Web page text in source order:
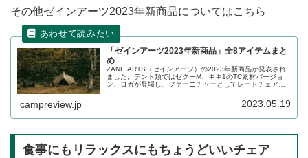
その他ゼインアーツ2023年新商品についてはこちら
「ゼインアーツ2023年新商品」全8アイテムまと
め
ZANE ARTS（ゼインアーツ）の2023年新商品が発表され
ました。テント類ではゼクーM、ギギ1のTC素材バージョ
ン、ロガが登場し、ファーニチャーとしてレードチェア、
campreview.jp 2023.05.19
食事にもリラックスにもちょうどいいチェア